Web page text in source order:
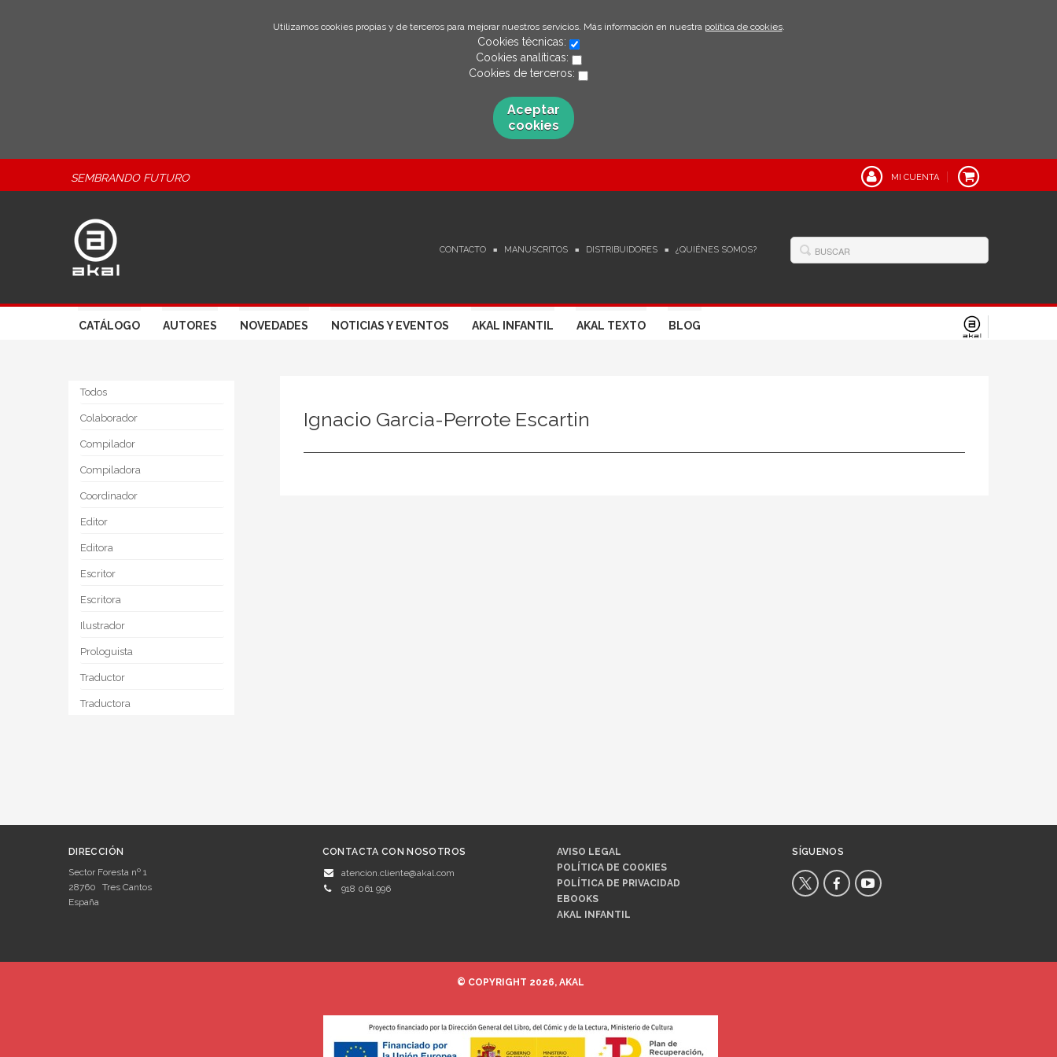
Utilizamos cookies propias y de terceros para mejorar nuestros servicios. Más información en nuestra política de cookies.
Cookies técnicas:
Cookies analíticas:
Cookies de terceros:
Aceptar
cookies
SEMBRANDO FUTURO MI CUENTA
CONTACTO MANUSCRITOS DISTRIBUIDORES ¿QUIÉNES SOMOS?
CATÁLOGO AUTORES NOVEDADES NOTICIAS Y EVENTOS AKAL INFANTIL AKAL TEXTO BLOG
Todos
Colaborador
Compilador
Compiladora
Coordinador
Editor
Editora
Escritor
Escritora
Ilustrador
Prologuista
Traductor
Traductora
Ignacio Garcia-Perrote Escartin
DIRECCIÓN
Sector Foresta nº 1
28760
Tres Cantos
España
CONTACTA CON NOSOTROS
atencion.cliente@akal.com
918 061 996
AVISO LEGAL
POLÍTICA DE COOKIES
POLÍTICA DE PRIVACIDAD
EBOOKS
AKAL INFANTIL
SÍGUENOS
© COPYRIGHT 2026, AKAL